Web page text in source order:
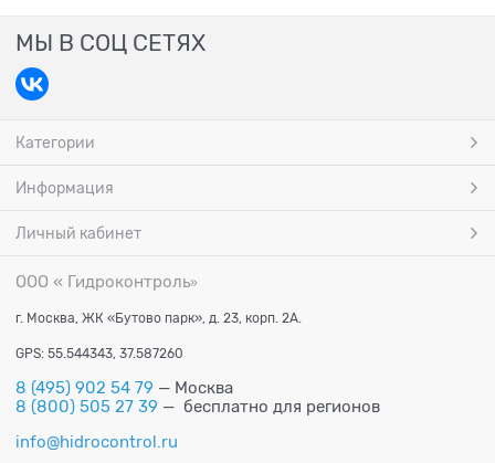
МЫ В СОЦ СЕТЯХ
Категории
Информация
Личный кабинет
ООО « Гидроконтроль»
г. Москва, ЖК «Бутово парк», д. 23, корп. 2А.
GPS: 55.544343, 37.587260
8 (495) 902 54 79 — Москва
8 (800) 505 27 39 — бесплатно для регионов
info@hidrocontrol.ru